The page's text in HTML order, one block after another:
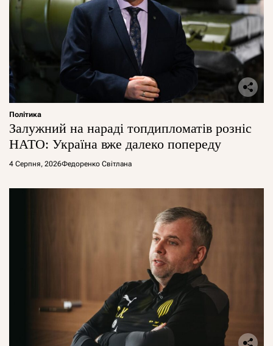
Політика
Залужний на нараді топдипломатів розніс
НАТО: Україна вже далеко попереду
4 Серпня, 2026Федоренко Світлана